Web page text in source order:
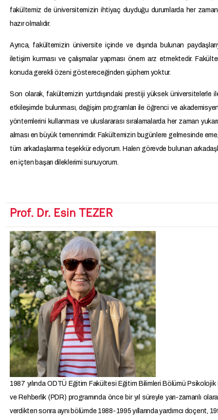
fakültemiz de üniversitemizin ihtiyaç duyduğu durumlarda her zaman
hazır olmalıdır.
Ayrıca, fakültemizin üniversite içinde ve dışında bulunan
iletişim kurması ve çalışmalar yapması önem arz etmektedir.
konuda gerekli özeni göstereceğinden şüphem yoktur.
Son olarak, fakültemizin yurtdışındaki prestiji yüksek üniversitelerle
etkileşimde bulunması, değişim programları ile öğrenci ve
yöntemlerini kullanması ve uluslararası sıralamalarda her zaman
alması en büyük temennimdir. Fakültemizin bugünlere gelmesinde
tüm arkadaşlarıma teşekkür ediyorum. Halen görevde bulunan
en içten başarı dileklerimi sunuyorum.
Prof. Dr. Esin TEZER
1987 yılında ODTÜ Eğitim Fakültesi Eğitim Bilimleri Bölümü Psikolojik
ve Rehberlik (PDR) programında önce bir yıl süreyle yarı-zamanlı
verdikten sonra aynı bölümde 1988-1995 yıllarında yardımcı doçent,